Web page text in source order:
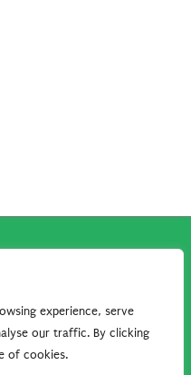
experience, serve
our traffic. By clicking
of cookies.
ricavi da acquisti idonei.
reinvestiti in questo sito
e risorse per gli amanti
vostro sostegno!